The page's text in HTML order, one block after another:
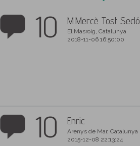
10 M.Mercè Tost Sedó
El Masroig, Catalunya
2018-11-06 16:50:00
10 Enric
Arenys de Mar, Catalunya
2015-12-08 22:13:24